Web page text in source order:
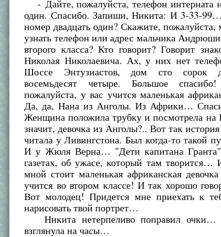
- Дайте, пожалуйста, телефон интерната
один. Спасибо. Запиши, Никита: И 3-33-
номер двадцать один? Скажите, пожалуйста,
узнать телефон или адрес мальчика
второго класса? Кто говорит? Говорит
Николая Николаевича. Ах, у них нет
Шоссе Энтузиастов, дом сто сорок
восемьдесят четыре. Большое
пожалуйста, у вас учится маленькая
Да, да, Нана из Анголы. Из Африки…
Женщина положила трубку и посмотрела на
значит, девочка из Анголы?.. Вот так
читала у Ливингстона. Был когда-то такой
И у Жюля Верна… "Дети капитана
газетах, об ужасе, который там творится…
мной стоит маленькая африканская
учится во втором классе! И так хорошо
Вот молодец! Придется мне приехать к
нарисовать твой портрет…
Никита нетерпеливо поправил очки…
взглянула на часы…